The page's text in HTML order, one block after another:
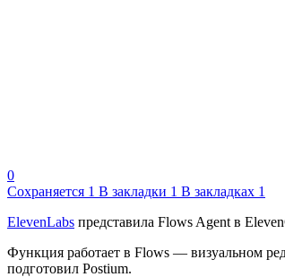
0
Сохраняется 1 В закладки 1 В закладках 1
ElevenLabs представила Flows Agent в
Функция работает в Flows — визуальном
подготовил Postium.